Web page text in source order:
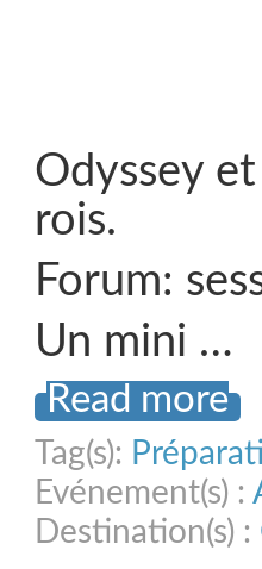
Odyssey
rois.
Forum:
Un mini …
Read more
Tag(s):
Evénement(s) :
Destination(s) :